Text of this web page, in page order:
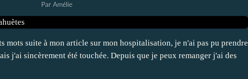
Par Amélie
mots suite à mon article sur mon hospitalisation, je n'ai pas pu prendre
j'ai sincèrement été touchée. Depuis que je peux remanger j'ai des